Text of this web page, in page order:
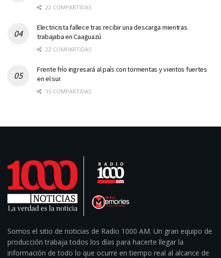
22 COMPARTIDAS
Electricista fallece tras recibir una descarga mientras
trabajaba en Caaguazú
22 COMPARTIDAS
Frente frío ingresará al país con tormentas y vientos fuertes
en el sur
15 COMPARTIDAS
Somos el sitio de noticias de Radio 1000 AM. Un gran equipo de
producción trabaja todos los días para hacerte llegar la
información de todo lo que ocurre en tiempo real al alcance de